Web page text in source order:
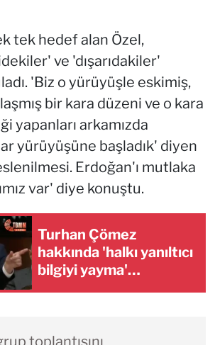
tek hedef alan Özel,
ve 'dışarıdakiler'
'Biz o yürüyüşle eskimiş,
bir kara düzeni ve o kara
yapanları arkamızda
yürüyüşüne başladık' diyen
Erdoğan'ı mutlaka
var' diye konuştu.
Turhan Çömez
hakkında 'halkı yanıltıcı
bilgiyi yayma'
toplantısını